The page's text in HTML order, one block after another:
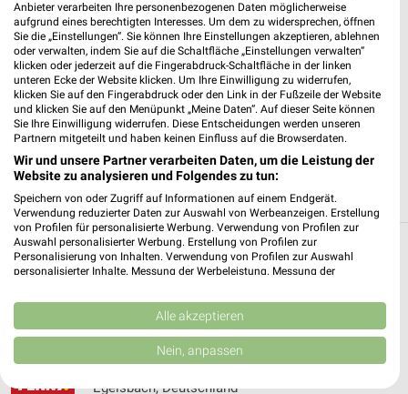
✔Standortgenaue Angebote
✔Folge deinem Lieblingshändler
✔Push-Benachrichtigungen bei neuen Prospekten
✔Einkaufsliste - Einkauf stressfrei planen
JETZT LADEN UND SPAREN!
Weitere PENNY Geschäfte mit Angeboten in
5 Geschäfte und Orte
PENNY Angebote in Egelsbach
Egelsbach, Deutschland
Anbieter verarbeiten Ihre personenbezogenen Daten möglicherweise
aufgrund eines berechtigten Interesses. Um dem zu widersprechen, öffnen
Sie die „Einstellungen“. Sie können Ihre Einstellungen akzeptieren, ablehnen
oder verwalten, indem Sie auf die Schaltfläche „Einstellungen verwalten“
klicken oder jederzeit auf die Fingerabdruck-Schaltfläche in der linken
unteren Ecke der Website klicken. Um Ihre Einwilligung zu widerrufen,
klicken Sie auf den Fingerabdruck oder den Link in der Fußzeile der Website
und klicken Sie auf den Menüpunkt „Meine Daten“. Auf dieser Seite können
Sie Ihre Einwilligung widerrufen. Diese Entscheidungen werden unseren
Partnern mitgeteilt und haben keinen Einfluss auf die Browserdaten.
Wir und unsere Partner verarbeiten Daten, um die Leistung der
Website zu analysieren und Folgendes zu tun:
Speichern von oder Zugriff auf Informationen auf einem Endgerät.
Verwendung reduzierter Daten zur Auswahl von Werbeanzeigen. Erstellung
von Profilen für personalisierte Werbung. Verwendung von Profilen zur
Auswahl personalisierter Werbung. Erstellung von Profilen zur
Personalisierung von Inhalten. Verwendung von Profilen zur Auswahl
personalisierter Inhalte. Messung der Werbeleistung. Messung der
Kombinationen von Daten aus verschiedenen Quellen. Entwicklung und
Verbesserung der Angebote. Verwendung reduzierter Daten zur Auswahl
von Inhalten.
Daten können außerhalb der Europäischen Union weitergegeben und in die
USA gesendet werden.
Alle akzeptieren
Nein, anpassen